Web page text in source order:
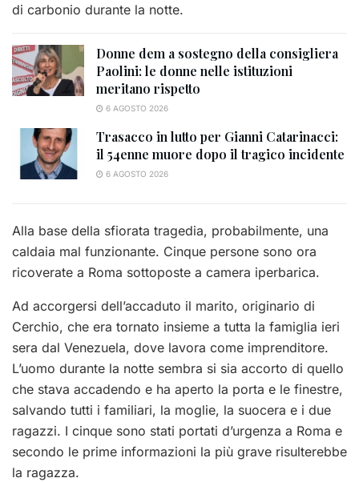
di carbonio durante la notte.
Donne dem a sostegno della consigliera
Paolini: le donne nelle istituzioni
meritano rispetto
6 AGOSTO 2026
Trasacco in lutto per Gianni Catarinacci:
il 54enne muore dopo il tragico incidente
6 AGOSTO 2026
Alla base della sfiorata tragedia, probabilmente, una
caldaia mal funzionante. Cinque persone sono ora
ricoverate a Roma sottoposte a camera iperbarica.
Ad accorgersi dell’accaduto il marito, originario di
Cerchio, che era tornato insieme a tutta la famiglia ieri
sera dal Venezuela, dove lavora come imprenditore.
L’uomo durante la notte sembra si sia accorto di quello
che stava accadendo e ha aperto la porta e le finestre,
salvando tutti i familiari, la moglie, la suocera e i due
ragazzi. I cinque sono stati portati d’urgenza a Roma e
secondo le prime informazioni la più grave risulterebbe
la ragazza.